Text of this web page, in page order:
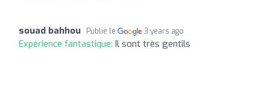
souad bahhou Publié le 3 years ago
Expérience fantastique: Il sont très gentils